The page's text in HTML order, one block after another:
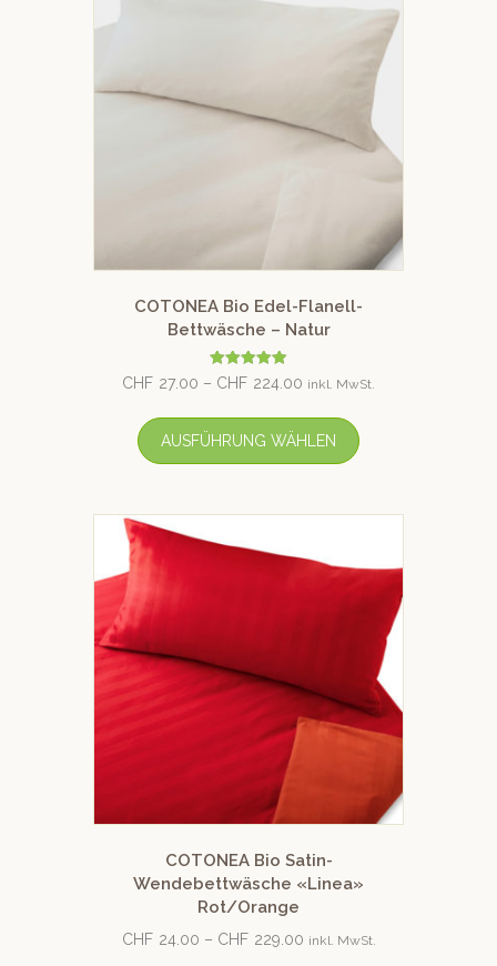
COTONEA Bio Edel-Flanell-
Bettwäsche – Natur
Bewertet mit
5.00
CHF 27.00 – CHF 224.00 inkl. MwSt.
AUSFÜHRUNG WÄHLEN
COTONEA Bio Satin-
Wendebettwäsche «Linea»
Rot/Orange
CHF 24.00 – CHF 229.00 inkl. MwSt.